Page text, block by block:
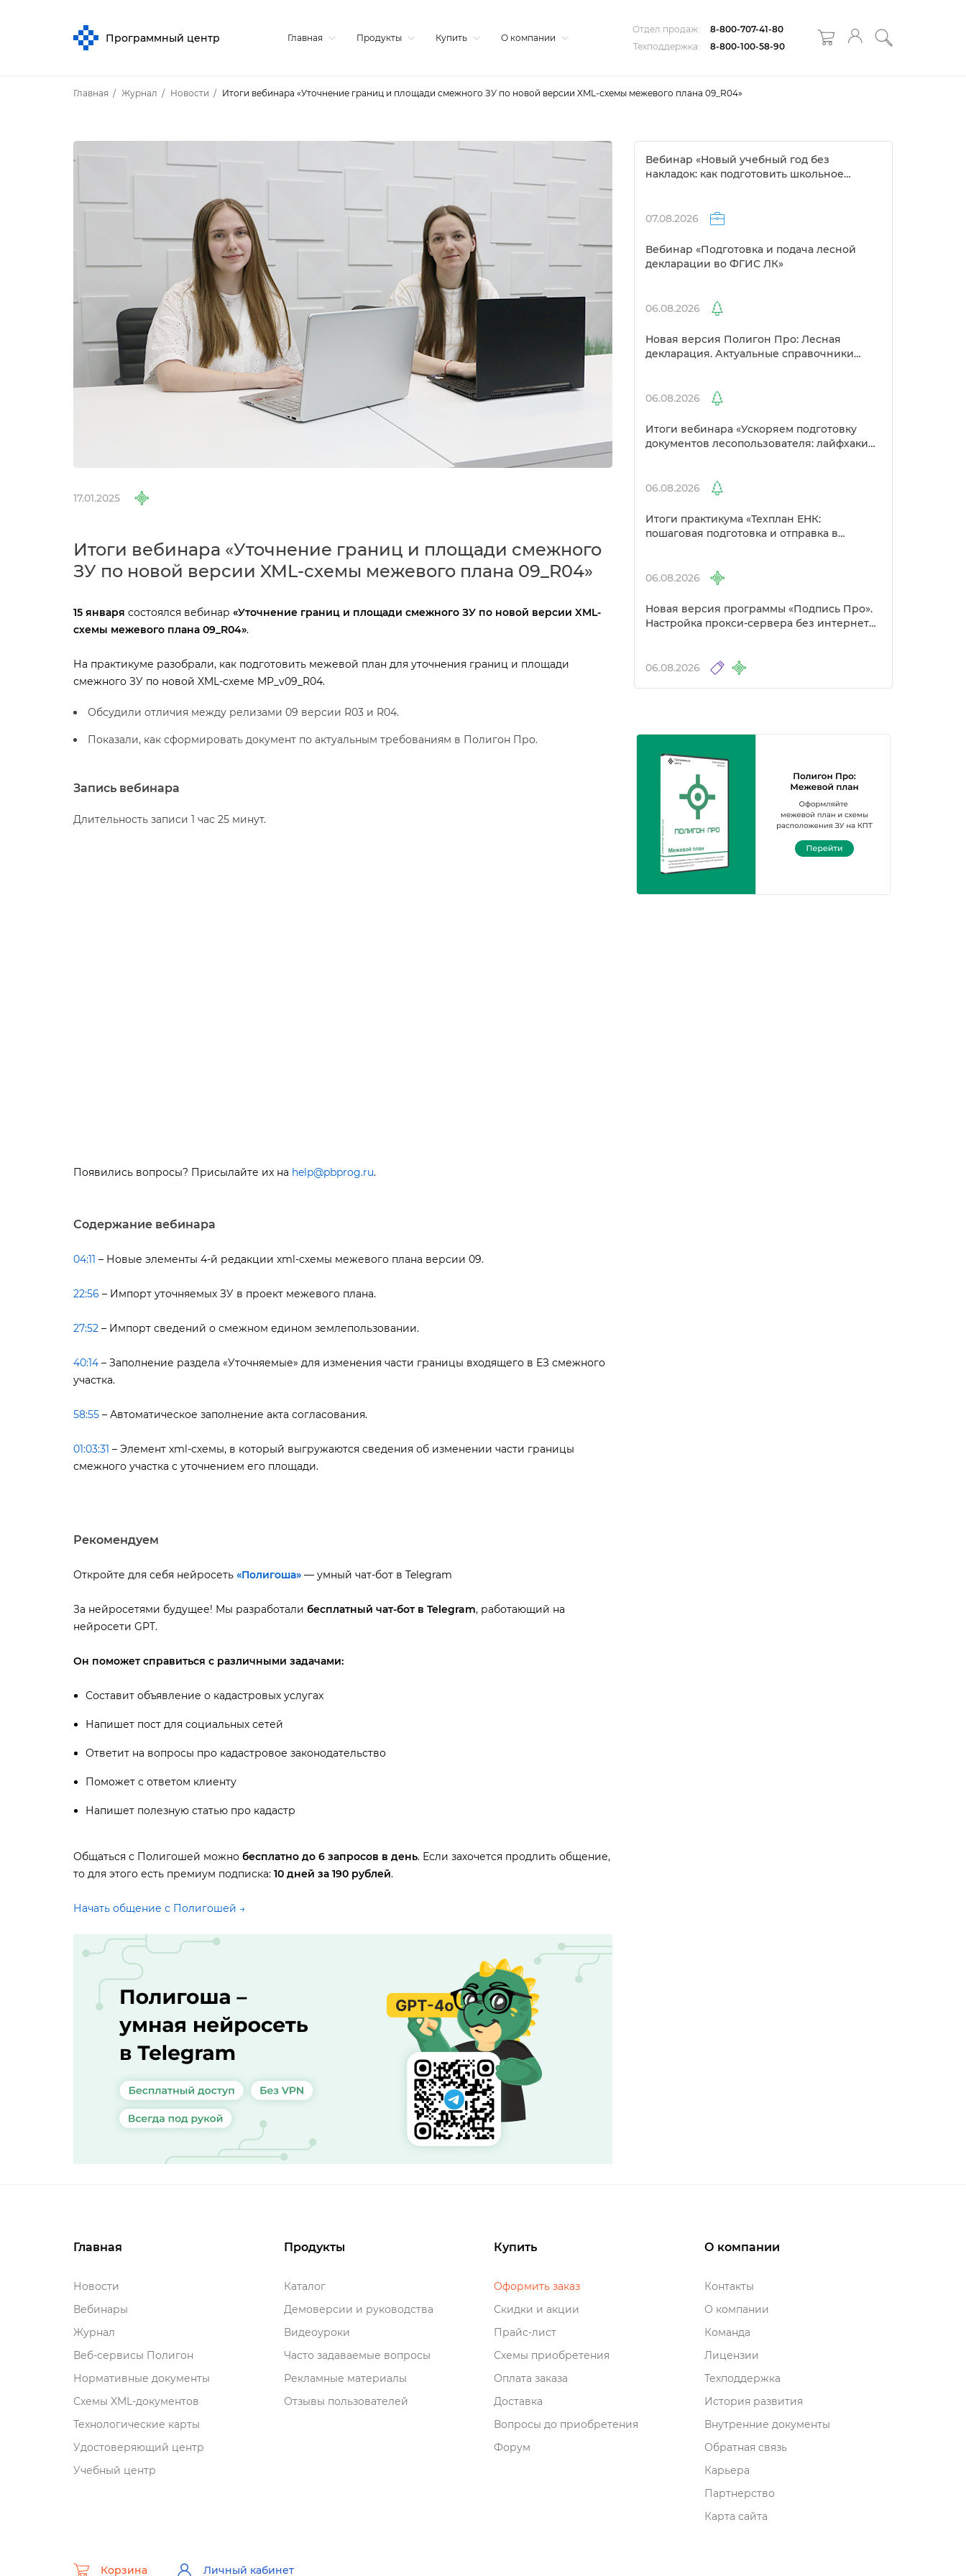
Программный центр Главная Продукты Купить О компании
Отдел продаж:
8-800-707-41-80
Техподдержка:
8-800-100-58-90
Главная Журнал Новости Итоги вебинара «Уточнение границ и площади смежного ЗУ по новой версии XML-схемы межевого плана 09_R04»
17.01.2025
Итоги вебинара «Уточнение границ и площади смежного
ЗУ по новой версии XML-схемы межевого плана 09_R04»
15 января состоялся вебинар «Уточнение границ и площади смежного ЗУ по новой версии XML-
схемы межевого плана 09_R04».
На практикуме разобрали, как подготовить межевой план для уточнения границ и площади
смежного ЗУ по новой XML-схеме MP_v09_R04.
Обсудили отличия между релизами 09 версии R03 и R04.
Показали, как сформировать документ по актуальным требованиям в Полигон Про.
Запись вебинара
Длительность записи 1 час 25 минут.
Появились вопросы? Присылайте их на help@pbprog.ru.
Содержание вебинара
04:11 – Новые элементы 4-й редакции xml-схемы межевого плана версии 09.
22:56 – Импорт уточняемых ЗУ в проект межевого плана.
27:52 – Импорт сведений о смежном едином землепользовании.
40:14 – Заполнение раздела «Уточняемые» для изменения части границы входящего в ЕЗ смежного
участка.
58:55 – Автоматическое заполнение акта согласования.
01:03:31 – Элемент xml-схемы, в который выгружаются сведения об изменении части границы
смежного участка с уточнением его площади.
Рекомендуем
Откройте для себя нейросеть «Полигоша» — умный чат-бот в Telegram
За нейросетями будущее! Мы разработали есплатный чат-бот в Telegram, работающий на
нейросети GPT.
Он поможет справиться с различными задачами:
Составит объявление о кадастровых услугах
Напишет пост для социальных сетей
Ответит на вопросы про кадастровое законодательство
Поможет с ответом клиенту
Напишет полезную статью про кадастр
Общаться с Полигошей можно есплатно до 6 запросов в день. Если захочется продлить общение,
то для этого есть премиум подписка: 10 дней за 190 рублей.
Начать общение с Полигошей →
ебинар «Новый учебный год без
накладок: как подготовить школьное
07.08.2026
ебинар «Подготовка и подача лесной
декларации во ФГИС ЛК»
06.08.2026
Новая версия Полигон Про: Лесная
декларация. Актуальные справочники
06.08.2026
Итоги вебинара «Ускоряем подготовку
документов лесопользователя: лайфхаки
06.08.2026
Итоги практикума «Техплан ЕНК:
пошаговая подготовка и отправка
06.08.2026
Новая версия программы «Подпись Про».
Настройка прокси-сервера без интернета
06.08.2026
Главная
Новости
ебинары
Журнал
еб-сервисы Полигон
Нормативные документы
Схемы XML-документо
Технологические карты
Удостоверяющий центр
Учебный центр
Продукты
Катало
Демоверсии и руководства
идеоуроки
Часто задаваемые вопросы
Рекламные материалы
Отзывы пользователей
Купить
Оформить заказ
Скидки и акции
Прайс-лист
Схемы приобретения
Оплата заказа
Доставка
опросы до приобретения
Форум
О компании
Контакты
О компании
Команда
Лицензии
Техподдержка
История развития
нутренние документы
Обратная связь
Карьера
Партнерство
Карта сайта
Корзина Личный кабинет